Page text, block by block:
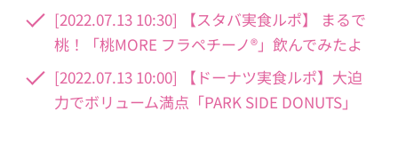
[2022.07.13 10:30] 【スタバ実食ルポ】 まるで
桃！「桃MORE フラペチーノ®」飲んでみたよ
[2022.07.13 10:00] 【ドーナツ実食ルポ】大迫
力でボリューム満点「PARK SIDE DONUTS」